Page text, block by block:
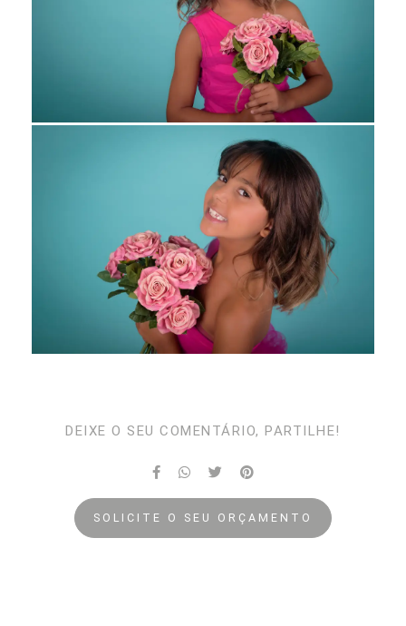
DEIXE O SEU COMENTÁRIO, PARTILHE!
SOLICITE O SEU ORÇAMENTO